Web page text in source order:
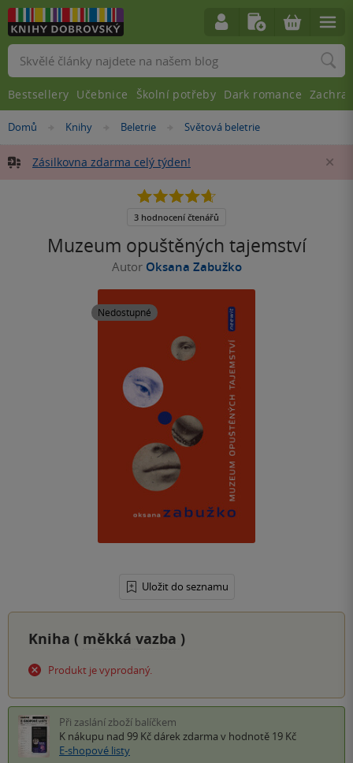
Nacházíte
zde:
Domů »
Knihy »
Beletrie »
Světová beletrie
Zásilkovna zdarma celý týden!
Muzeum opuštěných tajemství
Autor Oksana Zabužko
Nedostupné
Uložit do seznamu
4.7
5
3 hodnocení čtenářů
Kniha ( měkká vazba )
Produkt je vyprodaný.
Při zaslání zboží balíčkem
K nákupu nad 99 Kč dárek zdarma v hodnotě 19 Kč
E-shopové listy
Vyhledávání
Bestsellery Učebnice Školní potřeby Dark romance